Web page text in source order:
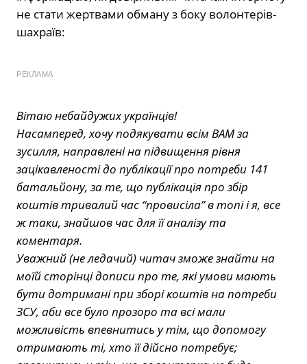
не стати жертвами обману з боку волонтерів-
шахраїв:
РЕКЛАМА
Вітаю небайдужих українців!
Насамперед, хочу подякувати всім ВАМ за
зусилля, направлені на підвищення рівня
зацікавленості до публікації про потреби 141
батальйону, за те, що публікація про збір
коштів тривалий час “провисіла” в топі і я, все
ж таки, знайшов час для її аналізу та
коментаря.
Уважний (не ледачий) читач зможе знайти на
моїй сторінці дописи про те, які умови мають
бути дотримані при зборі коштів на потреби
ЗСУ, аби все було прозоро та всі мали
можливість впевнитись у тім, що допомогу
отримають ті, хто її дійсно потребує;